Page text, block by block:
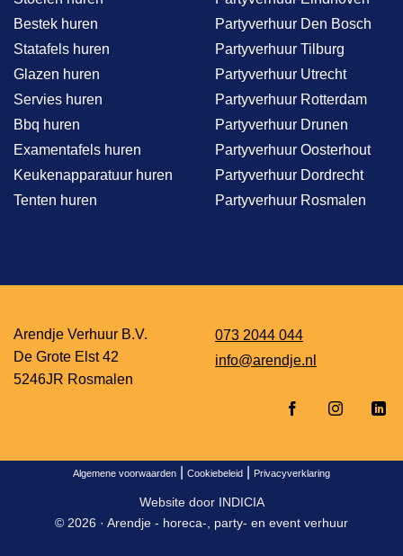
Bestek huren
Statafels huren
Glazen huren
Servies huren
Bbq huren
Examentafels huren
Keukenapparatuur huren
Tenten huren
Partyverhuur Den Bosch
Partyverhuur Tilburg
Partyverhuur Utrecht
Partyverhuur Rotterdam
Partyverhuur Drunen
Partyverhuur Oosterhout
Partyverhuur Dordrecht
Partyverhuur Rosmalen
Arendje Verhuur B.V.
De Grote Elst 42
5246JR Rosmalen
073 2044 044
info@arendje.nl
Algemene voorwaarden Cookiebeleid Privacyverklaring
Website door INDICIA
© 2026 · Arendje - horeca-, party- en event verhuur